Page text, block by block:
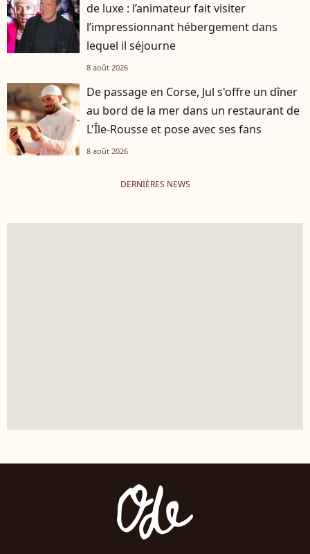
de luxe : l’animateur fait visiter
l’impressionnant hébergement dans
lequel il séjourne
8 août 2026
De passage en Corse, Jul s'offre un dîner
au bord de la mer dans un restaurant de
L'Île-Rousse et pose avec ses fans
8 août 2026
DERNIÈRES NEWS